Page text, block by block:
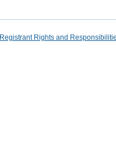
Registrant Rights and